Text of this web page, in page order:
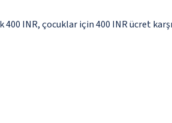
INR, çocuklar için 400 INR ücret